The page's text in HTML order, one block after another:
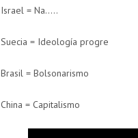
Israel = Na…..
Suecia = Ideología progre
Brasil = Bolsonarismo
China = Capitalismo